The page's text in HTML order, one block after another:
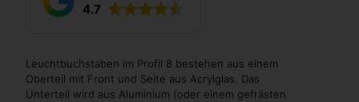
4.7
Leuchtbuchstaben im Profil 8 bestehen aus einem
Oberteil mit Front und Seite aus Acrylglas. Das
Unterteil wird aus Aluminium (oder einem gefrästen